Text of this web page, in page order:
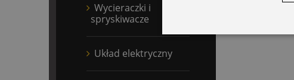
Wycieraczki i
spryskiwacze
Układ elektryczny